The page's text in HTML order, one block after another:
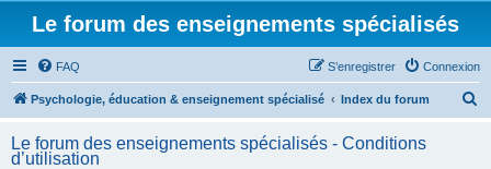
Le forum des enseignements spécialisés
FAQ Connexion
S’enregistrer
Psychologie, éducation & enseignement spécialisé Index du forum
Le forum des enseignements spécialisés - Conditions
d’utilisation